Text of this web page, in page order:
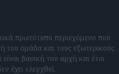
πρωτότυπο περιεχόμενο που
του ομάδα και τους εξωτερικούς
βασική του αρχή και έτσι
έχει ελεγχθεί.